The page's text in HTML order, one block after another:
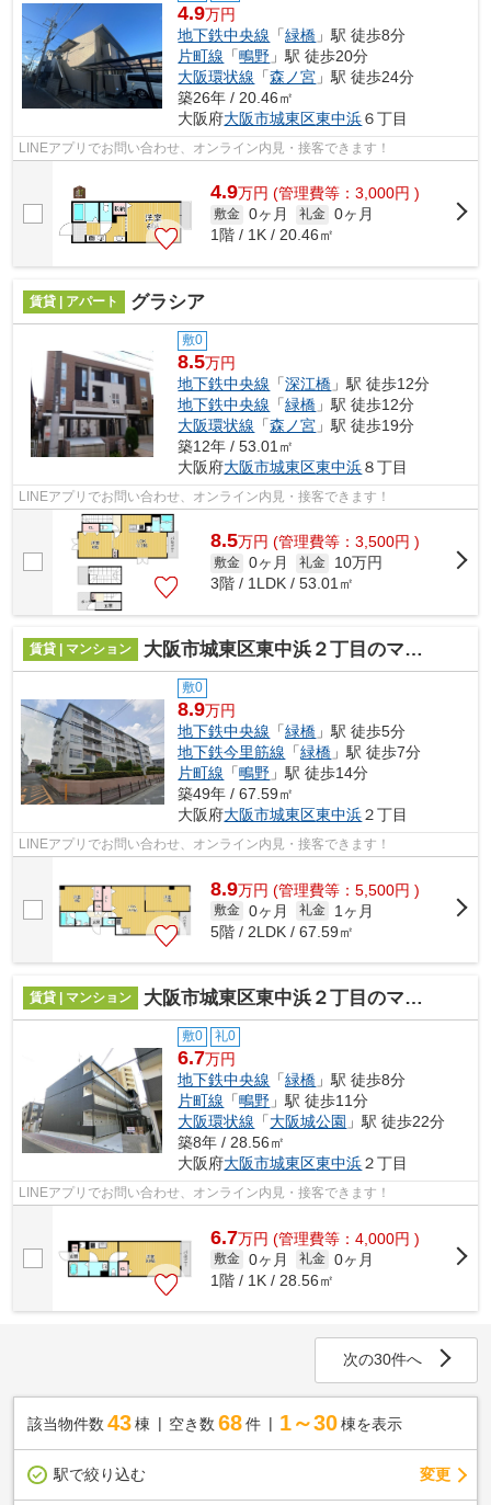
4.9万円
地下鉄中央線 「緑橋 」駅 徒歩8分
片町線 「鴫野 」駅 徒歩20分
大阪環状線 「森ノ宮 」駅 徒歩24分
築26年 / 20.46㎡
大阪府大阪市城東区東中浜６丁目
LINEアプリでお問い合わせ、オンライン内見・接客できます！
4.9万円 (管理費等：3,000円 )
敷金 0ヶ月 礼金 0ヶ月
1階 / 1K / 20.46㎡
賃貸 | アパート グラシア
敷0
8.5万円
地下鉄中央線 「深江橋 」駅 徒歩12分
地下鉄中央線 「緑橋 」駅 徒歩12分
大阪環状線 「森ノ宮 」駅 徒歩19分
築12年 / 53.01㎡
大阪府大阪市城東区東中浜８丁目
LINEアプリでお問い合わせ、オンライン内見・接客できます！
8.5万円 (管理費等：3,500円 )
敷金 0ヶ月 礼金
10万円
3階 / 1LDK / 53.01㎡
賃貸 | マンション 大阪市城東区東中浜２丁目のマンション
敷0
8.9万円
地下鉄中央線 「緑橋 」駅 徒歩5分
地下鉄今里筋線 「緑橋 」駅 徒歩7分
片町線 「鴫野 」駅 徒歩14分
築49年 / 67.59㎡
大阪府大阪市城東区東中浜２丁目
LINEアプリでお問い合わせ、オンライン内見・接客できます！
8.9万円 (管理費等：5,500円 )
敷金 0ヶ月 礼金
1ヶ月
5階 / 2LDK / 67.59㎡
賃貸 | マンション 大阪市城東区東中浜２丁目のマンション
敷0 礼0
6.7万円
地下鉄中央線 「緑橋 」駅 徒歩8分
片町線 「鴫野 」駅 徒歩11分
大阪環状線 「大阪城公園 」駅 徒歩22分
築8年 / 28.56㎡
大阪府大阪市城東区東中浜２丁目
LINEアプリでお問い合わせ、オンライン内見・接客できます！
6.7万円 (管理費等：4,000円 )
敷金 0ヶ月 礼金 0ヶ月
1階 / 1K / 28.56㎡
次の30件へ
該当物件数 43棟 空き数 68 件 1～30 棟を表示
駅で絞り込む 変更